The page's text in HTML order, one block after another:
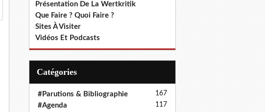
Présentation De La Wertkritik
Que Faire ? Quoi Faire ?
Sites À Visiter
Vidéos Et Podcasts
Catégories
#Parutions & Bibliographie 167
#Agenda 117